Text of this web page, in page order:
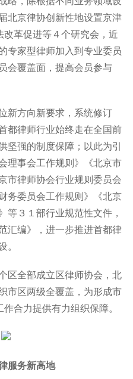
北京律协创新性地设置京津
改革促进等４个研究会，近
专家型律师加入到专业委员
会覆盖面，提高会员参与
新方向新要求，系统修订
都律师行业始终走在全国前
坚强的制度保障；以此为引
理事会工作规则》《北京市
市律师协会行业规则委员会
务委员会工作规则》《北京
等３１部行业规范性文件，
汇编》，进一步推进首都律
。
区全部成立区律师协会，北
市区两级全覆盖，为形成市
作合力提供有力组织保障。
服务新高地